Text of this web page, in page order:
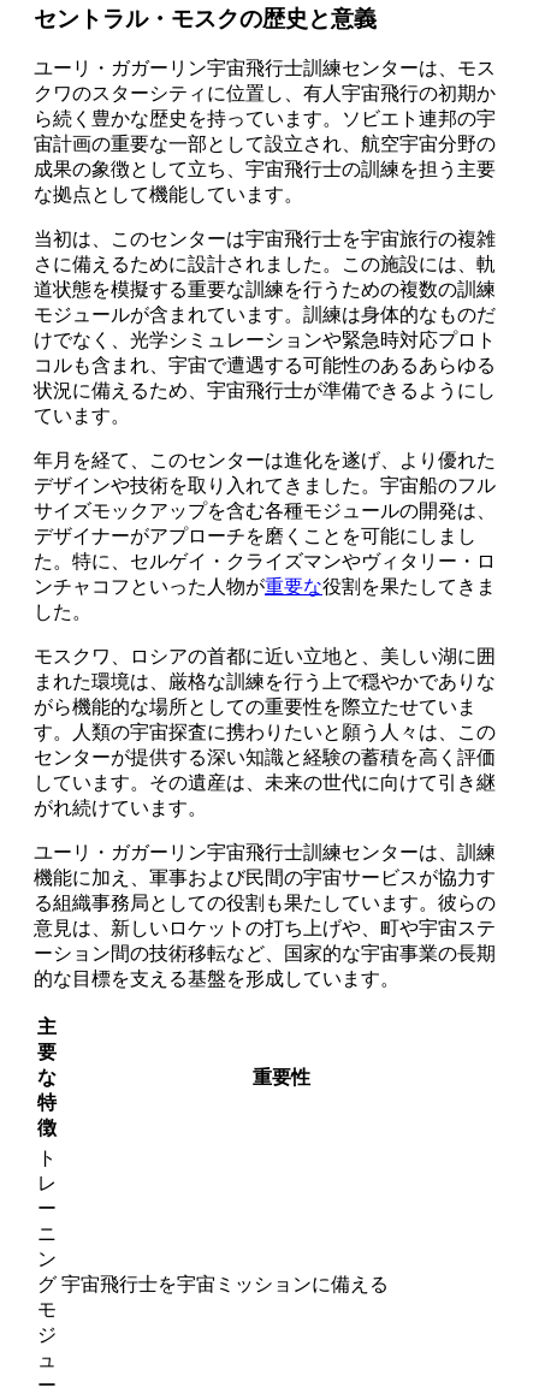
セントラル・モスクの歴史と意義
ユーリ・ガガーリン宇宙飛行士訓練センターは、モス
クワのスターシティに位置し、有人宇宙飛行の初期か
ら続く豊かな歴史を持っています。ソビエト連邦の宇
宙計画の重要な一部として設立され、航空宇宙分野の
成果の象徴として立ち、宇宙飛行士の訓練を担う主要
な拠点として機能しています。
当初は、このセンターは宇宙飛行士を宇宙旅行の複雑
さに備えるために設計されました。この施設には、軌
道状態を模擬する重要な訓練を行うための複数の訓練
モジュールが含まれています。訓練は身体的なものだ
けでなく、光学シミュレーションや緊急時対応プロト
コルも含まれ、宇宙で遭遇する可能性のあるあらゆる
状況に備えるため、宇宙飛行士が準備できるようにし
ています。
年月を経て、このセンターは進化を遂げ、より優れた
デザインや技術を取り入れてきました。宇宙船のフル
サイズモックアップを含む各種モジュールの開発は、
デザイナーがアプローチを磨くことを可能にしまし
た。特に、セルゲイ・クライズマンやヴィタリー・ロ
ンチャコフといった人物が重要な役割を果たしてきま
した。
モスクワ、ロシアの首都に近い立地と、美しい湖に囲
まれた環境は、厳格な訓練を行う上で穏やかでありな
がら機能的な場所としての重要性を際立たせていま
す。人類の宇宙探査に携わりたいと願う人々は、この
センターが提供する深い知識と経験の蓄積を高く評価
しています。その遺産は、未来の世代に向けて引き継
がれ続けています。
ユーリ・ガガーリン宇宙飛行士訓練センターは、訓練
機能に加え、軍事および民間の宇宙サービスが協力す
る組織事務局としての役割も果たしています。彼らの
意見は、新しいロケットの打ち上げや、町や宇宙ステ
ーション間の技術移転など、国家的な宇宙事業の長期
的な目標を支える基盤を形成しています。
主
要
な
特
徴
重要性
ト
レ
ー
ニ
ン
グ
モ
ジ
ュ
ー
宇宙飛行士を宇宙ミッションに備える